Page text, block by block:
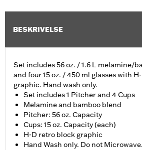
BESKRIVELSE
Set includes 56 oz. / 1.6 L melamine/
and four 15 oz. / 450 ml glasses with
graphic. Hand wash only.
Set includes 1 Pitcher and 4 Cups
Melamine and bamboo blend
Pitcher: 56 oz. Capacity
Cups: 15 oz. Capacity (each)
H-D retro block graphic
Hand Wash only. Do not Microwave.